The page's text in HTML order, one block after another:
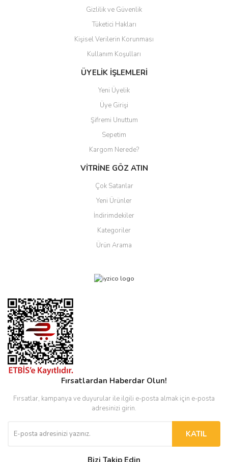
Gönder
Gizlilik ve Güvenlik
Tüketici Hakları
Kişisel Verilerin Korunması
Kullanım Koşulları
ÜYELİK İŞLEMLERİ
Yeni Üyelik
Üye Girişi
Şifremi Unuttum
Sepetim
Kargom Nerede?
VİTRİNE GÖZ ATIN
Çok Satanlar
Yeni Ürünler
İndirimdekiler
Kategoriler
Ürün Arama
Fırsatlardan Haberdar Olun!
Fırsatlar, kampanya ve duyurular ile ilgili e-posta almak için e-posta
adresinizi girin.
KATIL